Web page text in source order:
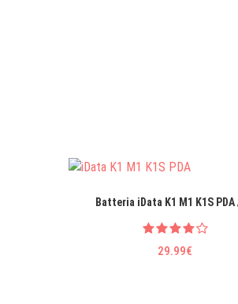
Batteria iData K1 M1 K1S PDA
29.99€